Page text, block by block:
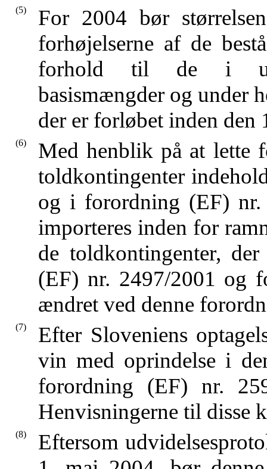
(5)
For 2004 bør
forhøjelserne af de
forhold til de i
basismængder og under
der er forløbet inden den
(6)
Med henblik på at lette
toldkontingenter
og i forordning (EF) nr.
importeres inden for
de toldkontingenter,
(EF) nr. 2497/2001 og
ændret ved denne
(7)
Efter Sloveniens
vin med oprindelse i
forordning (EF) nr.
Henvisningerne til disse
(8)
Eftersom